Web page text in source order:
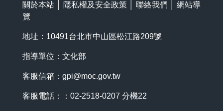
關於本站 隱私權及安全政策 聯絡我們
網站導
覽
地址：10491台北市中山區松江路209號
指導單位：文化部
客服信箱： gpi@moc.gov.tw
客服電話：：02-2518-0207 分機22